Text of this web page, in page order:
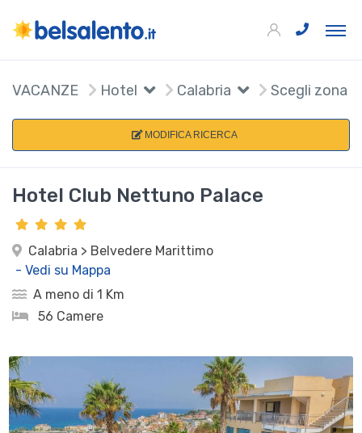
VACANZE Hotel Calabria Scegli zona
MODIFICA RICERCA
Hotel Club Nettuno Palace
Calabria > Belvedere Marittimo
- Vedi su Mappa
A meno di 1 Km
56 Camere